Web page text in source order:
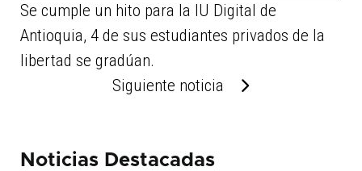
Se cumple un hito para la IU Digital de
Antioquia, 4 de sus estudiantes privados de la
libertad se gradúan.
Siguiente noticia
Noticias Destacadas